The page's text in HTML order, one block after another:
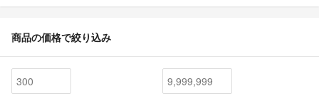
商品の価格で絞り込み